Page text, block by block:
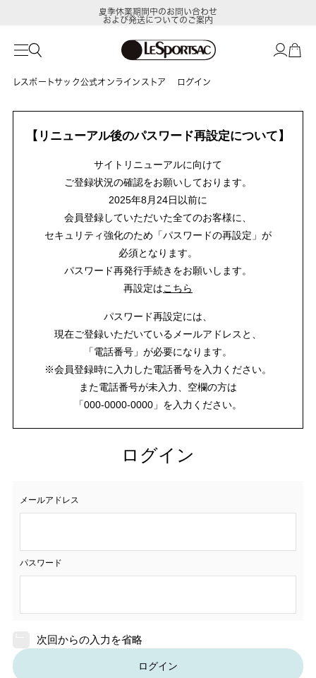
夏季休業期間中のお問い合わせ
および発送についてのご案内
レスポートサック公式オンラインストア ログイン
【リニューアル後のパスワード再設定について】
サイトリニューアルに向けて
ご登録状況の確認をお願いしております。
2025年8月24日以前に
会員登録していただいた全てのお客様に、
セキュリティ強化のため「パスワードの再設定」が
必須となります。
パスワード再発行手続きをお願いします。
再設定はこちら
パスワード再設定には、
現在ご登録いただいているメールアドレスと、
「電話番号」が必要になります。
※会員登録時に入力した電話番号を入力ください。
また電話番号が未入力、空欄の方は
「000-0000-0000」を入力ください。
ログイン
メールアドレス
パスワード
次回からの入力を省略
ログイン